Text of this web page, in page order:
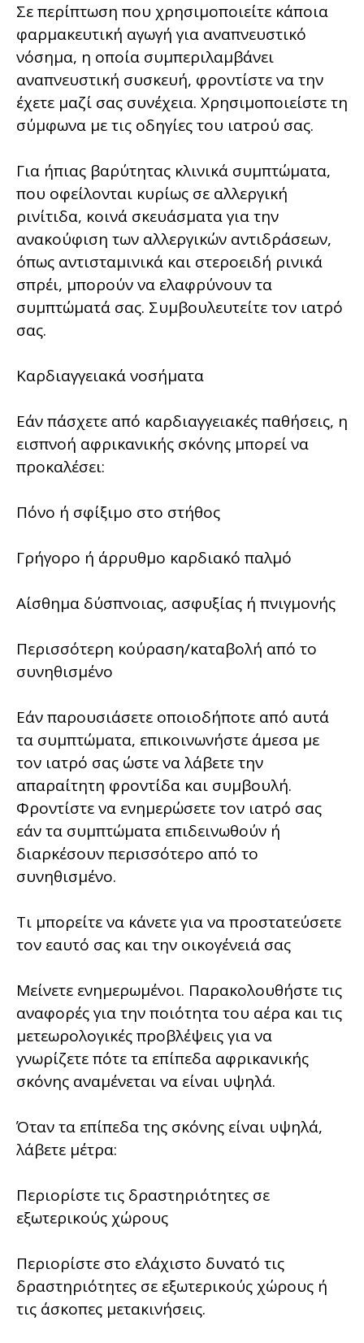
Σε περίπτωση που χρησιμοποιείτε κάποια
φαρμακευτική αγωγή για αναπνευστικό
νόσημα, η οποία συμπεριλαμβάνει
αναπνευστική συσκευή, φροντίστε να την
έχετε μαζί σας συνέχεια. Χρησιμοποιείστε τη
σύμφωνα με τις οδηγίες του ιατρού σας.
Για ήπιας βαρύτητας κλινικά συμπτώματα,
που οφείλονται κυρίως σε αλλεργική
ρινίτιδα, κοινά σκευάσματα για την
ανακούφιση των αλλεργικών αντιδράσεων,
όπως αντισταμινικά και στεροειδή ρινικά
σπρέι, μπορούν να ελαφρύνουν τα
συμπτώματά σας. Συμβουλευτείτε τον ιατρό
σας.
Καρδιαγγειακά νοσήματα
Εάν πάσχετε από καρδιαγγειακές παθήσεις, η
εισπνοή αφρικανικής σκόνης μπορεί να
προκαλέσει:
Πόνο ή σφίξιμο στο στήθος
Γρήγορο ή άρρυθμο καρδιακό παλμό
Αίσθημα δύσπνοιας, ασφυξίας ή πνιγμονής
Περισσότερη κούραση/καταβολή από το
συνηθισμένο
Εάν παρουσιάσετε οποιοδήποτε από αυτά
τα συμπτώματα, επικοινωνήστε άμεσα με
τον ιατρό σας ώστε να λάβετε την
απαραίτητη φροντίδα και συμβουλή.
Φροντίστε να ενημερώσετε τον ιατρό σας
εάν τα συμπτώματα επιδεινωθούν ή
διαρκέσουν περισσότερο από το
συνηθισμένο.
Τι μπορείτε να κάνετε για να προστατεύσετε
τον εαυτό σας και την οικογένειά σας
Μείνετε ενημερωμένοι. Παρακολουθήστε τις
αναφορές για την ποιότητα του αέρα και τις
μετεωρολογικές προβλέψεις για να
γνωρίζετε πότε τα επίπεδα αφρικανικής
σκόνης αναμένεται να είναι υψηλά.
Όταν τα επίπεδα της σκόνης είναι υψηλά,
λάβετε μέτρα:
Περιορίστε τις δραστηριότητες σε
εξωτερικούς χώρους
Περιορίστε στο ελάχιστο δυνατό τις
δραστηριότητες σε εξωτερικούς χώρους ή
τις άσκοπες μετακινήσεις.